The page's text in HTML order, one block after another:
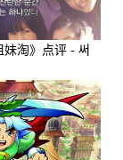
妹淘》点评 - 써